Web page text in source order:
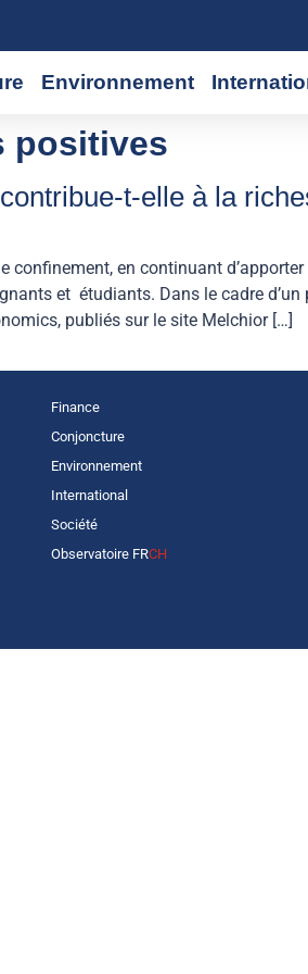
Environnement
positives
t-elle à la
confinement, en continuant
et étudiants. Dans le cadre
publiés sur le site Melchior […]
Finance
Conjoncture
Environnement
International
Société
Observatoire FRCH